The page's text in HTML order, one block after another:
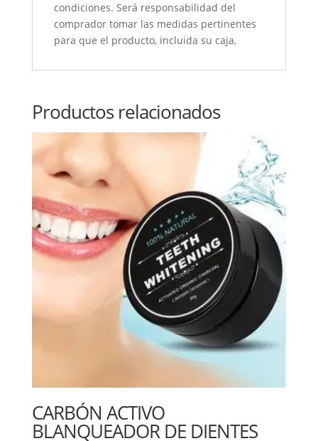
condiciones. Será responsabilidad del
comprador tomar las medidas pertinentes
para que el producto, incluida su caja,
Productos relacionados
CARBÓN ACTIVO
BLANQUEADOR DE DIENTES